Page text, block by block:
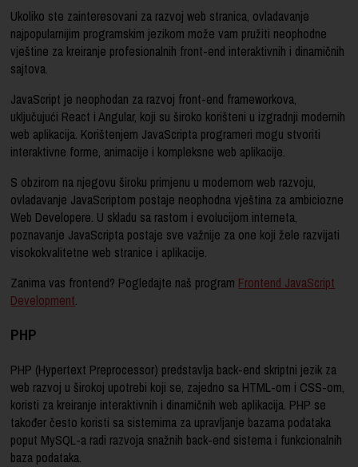
Ukoliko ste zainteresovani za razvoj web stranica, ovladavanje
najpopularnijim programskim jezikom može vam pružiti neophodne
vještine za kreiranje profesionalnih front-end interaktivnih i dinamičnih
sajtova.
JavaScript je neophodan za razvoj front-end frameworkova,
uključujući React i Angular, koji su široko korišteni u izgradnji modernih
web aplikacija. Korištenjem JavaScripta programeri mogu stvoriti
interaktivne forme, animacije i kompleksne web aplikacije.
S obzirom na njegovu široku primjenu u modernom web razvoju,
ovladavanje JavaScriptom postaje neophodna vještina za ambiciozne
Web Developere. U skladu sa rastom i evolucijom interneta,
poznavanje JavaScripta postaje sve važnije za one koji žele razvijati
visokokvalitetne web stranice i aplikacije.
Zanima vas frontend? Pogledajte naš program Frontend JavaScript
Development.
PHP
PHP (Hypertext Preprocessor) predstavlja back-end skriptni jezik za
web razvoj u širokoj upotrebi koji se, zajedno sa HTML-om i CSS-om,
koristi za kreiranje interaktivnih i dinamičnih web aplikacija. PHP se
također često koristi sa sistemima za upravljanje bazama podataka
poput MySQL-a radi razvoja snažnih back-end sistema i funkcionalnih
baza podataka.